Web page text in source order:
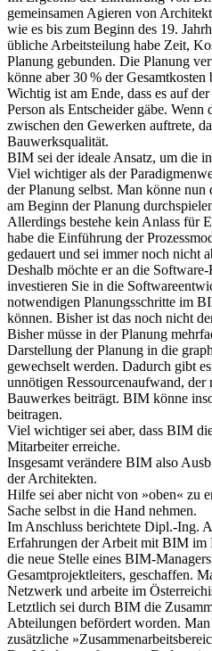
gemeinsamen Agieren von
wie es bis zum Beginn des 19.
übliche Arbeitsteilung habe Zeit,
Planung gebunden. Die Planung
könne aber 30 % der Gesamtkosten
Wichtig ist am Ende, dass es auf
Person als Entscheider gäbe. Wenn
zwischen den Gewerken auftrete,
Bauwerksqualität.
BIM sei der ideale Ansatz, um die
Viel wichtiger als der
der Planung selbst. Man könne nun
am Beginn der Planung
Allerdings bestehe kein Anlass für
habe die Einführung der
gedauert und sei immer noch nicht
Deshalb möchte er an die
investieren Sie in die
notwendigen Planungsschritte im
können. Bisher ist das noch nicht
Bisher müsse in der Planung
Darstellung der Planung in die
gewechselt werden. Dadurch gibt
unnötigen Ressourcenaufwand, der
Bauwerkes beiträgt. BIM könne
beitragen.
Viel wichtiger sei aber, dass BIM
Mitarbeiter erreiche.
Insgesamt verändere BIM also
der Architekten.
Hilfe sei aber nicht von »oben« zu
Sache selbst in die Hand nehmen.
Im Anschluss berichtete Dipl.-Ing.
Erfahrungen der Arbeit mit BIM im
die neue Stelle eines BIM-
Gesamtprojektleiters, geschaffen.
Netzwerk und arbeite im
Letztlich sei durch BIM die
Abteilungen befördert worden.
zusätzliche